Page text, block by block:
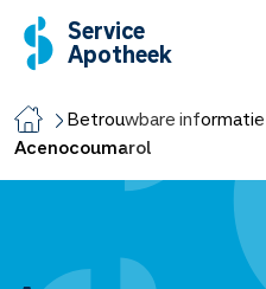
Service
Apotheek
Betrouwbare
Acenocoumarol